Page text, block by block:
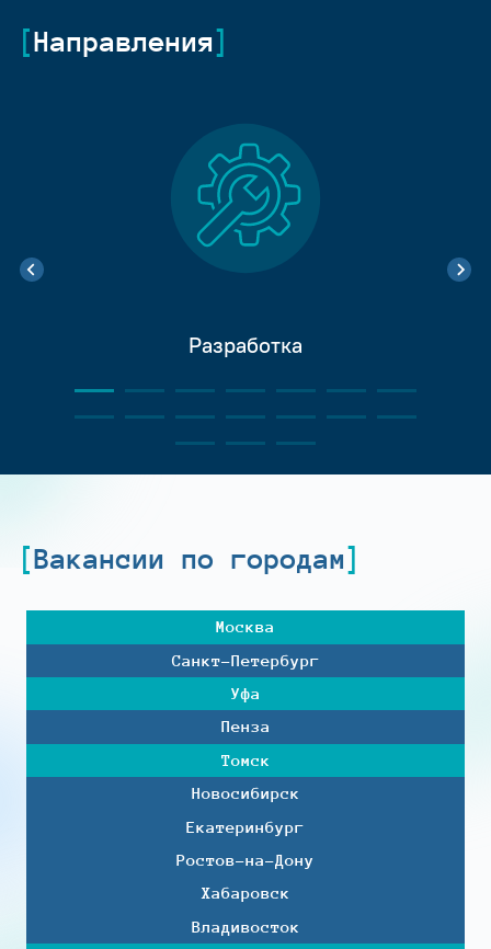
Направления
Разработка
Вакансии по городам
Москва
Санкт-Петербург
Уфа
Пенза
Томск
Новосибирск
Екатеринбург
Ростов-на-Дону
Хабаровск
Владивосток